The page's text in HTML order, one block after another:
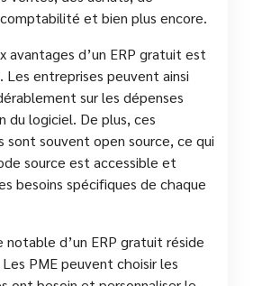
et bien plus encore.
avantages d’un ERP gratuit est
Les entreprises peuvent ainsi
sur les dépenses
du logiciel. De plus, ces
sont souvent open source, ce qui
source est accessible et
besoins spécifiques de chaque
notable d’un ERP gratuit réside
PME peuvent choisir les